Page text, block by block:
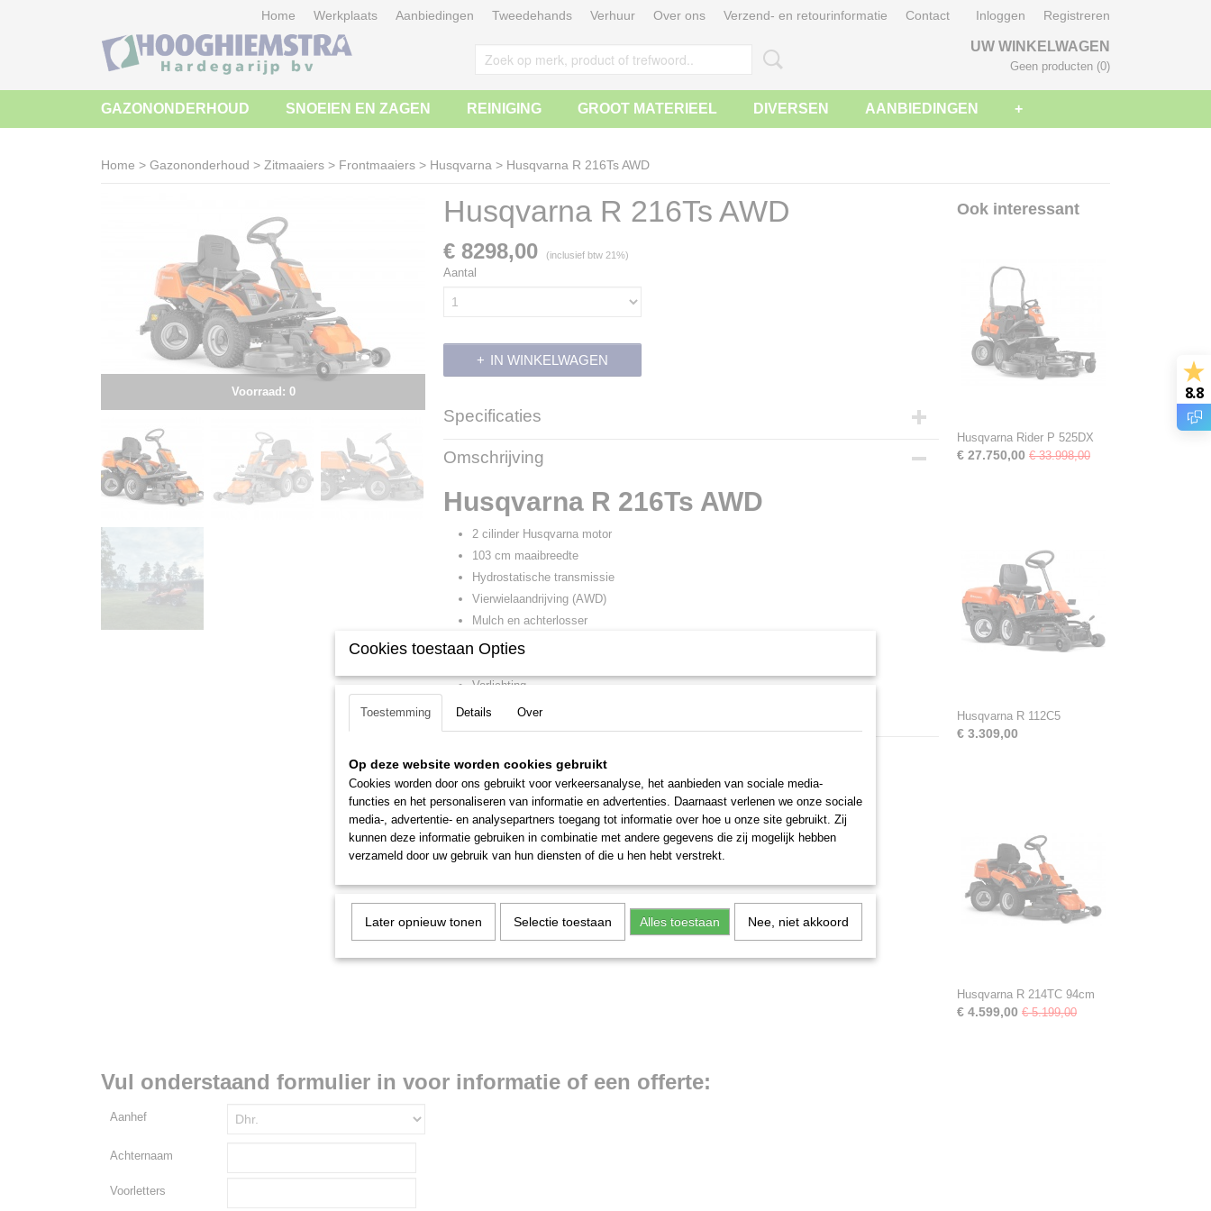
Home Werkplaats Aanbiedingen Tweedehands Verhuur Over ons Verzend- en retourinformatie Contact Inloggen Registreren
UW WINKELWAGEN
Geen producten (0)
GAZONONDERHOUD SNOEIEN EN ZAGEN REINIGING GROOT MATERIEEL DIVERSEN AANBIEDINGEN +
Home > Gazononderhoud > Zitmaaiers > Frontmaaiers > Husqvarna > Husqvarna R 216Ts AWD
Voorraad: 0
Husqvarna R 216Ts AWD
€ 8298,00 (inclusief btw 21%)
Aantal
IN WINKELWAGEN
Specificaties
Productcode
Productcode leverancier
Omschrijving
Husqvarna R 216Ts AWD
2 cilinder Husqvarna motor
103 cm maaibreedte
Hydrostatische transmissie
Vierwielaandrijving (AWD)
Mulch en achterlosser
Maaidek in servicepositie te kantelen
Verlichting
Ook interessant
Husqvarna Rider P 525DX
€ 27.750,00 € 33.998,00
Husqvarna R 112C5
€ 3.309,00
Husqvarna R 214TC 94cm
€ 4.599,00 € 5.199,00
Vul onderstaand formulier in voor informatie of een offerte:
Aanhef
Achternaam
Voorletters
8.8
Cookies toestaan Opties
Toestemming Details Over
Op deze website worden cookies gebruikt
Cookies worden door ons gebruikt voor verkeersanalyse, het aanbieden van sociale media-
functies en het personaliseren van informatie en advertenties. Daarnaast verlenen we onze sociale
media-, advertentie- en analysepartners toegang tot informatie over hoe u onze site gebruikt. Zij
kunnen deze informatie gebruiken in combinatie met andere gegevens die zij mogelijk hebben
verzameld door uw gebruik van hun diensten of die u hen hebt verstrekt.
Later opnieuw tonen Selectie toestaan Alles toestaan Nee, niet akkoord